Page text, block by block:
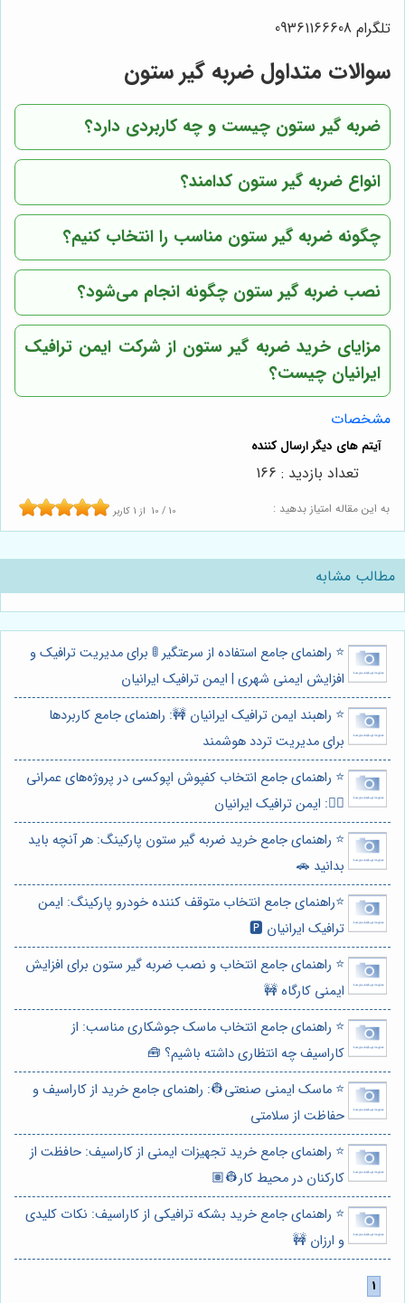
تلگرام 09361166608
سوالات متداول ضربه گیر ستون
ضربه گیر ستون چیست و چه کاربردی دارد؟
انواع ضربه گیر ستون کدامند؟
چگونه ضربه گیر ستون مناسب را انتخاب کنیم؟
نصب ضربه گیر ستون چگونه انجام می‌شود؟
مزایای خرید ضربه گیر ستون ازشرکت ایمن ترافیک
ایرانیان چیست؟
مشخصات
به این مقاله امتیاز بدهید : 10 / 10 از 1 کاربر
تعداد بازدید : 166
مطالب مشابه
⭐️ راهنمای جامع استفاده از سرعتگیر 🚦 برای مدیریت ترافیک و
افزایش ایمنی شهری | ایمن ترافیک ایرانیان
⭐️ راهبند ایمن ترافیک ایرانیان 🚧: راهنمای جامع کاربردها
برای مدیریت تردد هوشمند
⭐️ راهنمای جامع انتخاب کفپوش اپوکسی در پروژه‌های عمرانی
👷‍♂️: ایمن ترافیک ایرانیان
⭐️ راهنمای جامع خرید ضربه گیر ستون پارکینگ: هر آنچه باید
بدانید 🚗
⭐️راهنمای جامع انتخاب متوقف کننده خودرو پارکینگ: ایمن
ترافیک ایرانیان 🅿️
⭐️ راهنمای جامع انتخاب و نصب ضربه گیر ستون برای افزایش
ایمنی کارگاه 🚧
⭐️ راهنمای جامع انتخاب ماسک جوشکاری مناسب: از
کاراسیف چه انتظاری داشته باشیم؟ 🧰
⭐️ ماسک ایمنی صنعتی👷: راهنمای جامع خرید از کاراسیف و
حفاظت از سلامتی
⭐️ راهنمای جامع خرید تجهیزات ایمنی از کاراسیف: حافظت از
کارکنان در محیط کار👷🏽
⭐️ راهنمای جامع خرید بشکه ترافیکی از کاراسیف: نکات کلیدی
و ارزان 🚧